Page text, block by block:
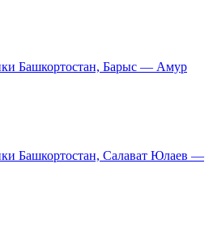
Башкортостан, Барыс — Амур
Башкортостан, Салават Юлаев —